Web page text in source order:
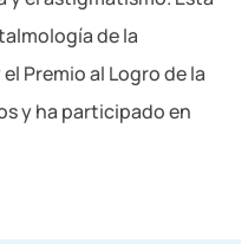
de la
Premio al Logro de la
y ha participado en